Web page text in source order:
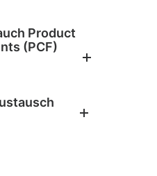
Product
(PCF)